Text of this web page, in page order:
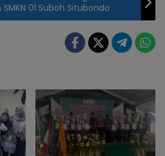
SMKN 01 Suboh Situbondo